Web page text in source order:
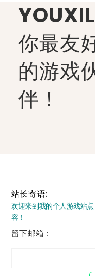
你最友
的游戏
伴！
站长寄语:
欢迎来到我的个人游戏站
容！
留下邮箱：